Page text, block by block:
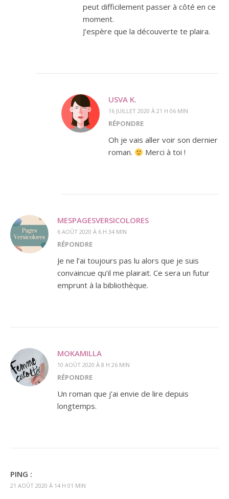
peut difficilement passer à côté en ce
moment.
J’espère que la découverte te plaira.
USVA K.
16 JUILLET 2020 À 21 H 06 MIN
RÉPONDRE
Oh je vais aller voir son dernier
roman.
Merci à toi !
MESPAGESVERSICOLORES
6 AOÛT 2020 À 6 H 34 MIN
RÉPONDRE
Je ne l’ai toujours pas lu alors que je suis
convaincue qu’il me plairait. Ce sera un futur
emprunt à la bibliothèque.
MOKAMILLA
10 AOÛT 2020 À 8 H 26 MIN
RÉPONDRE
Un roman que j’ai envie de lire depuis
longtemps.
PING :
21 AOÛT 2020 À 14 H 01 MIN